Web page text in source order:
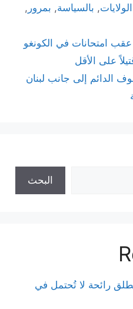
الولايات, بالسياسة, بمرور ,
امتحانات في الكونغو
الدائم إلى جانب لبنان
البحث
رائحة لا تُحتمل في